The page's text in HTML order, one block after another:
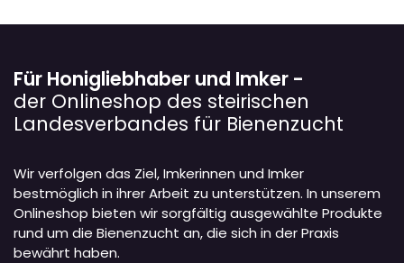
Für Honigliebhaber und Imker -
der Onlineshop des steirischen
Landesverbandes für Bienenzucht
Wir verfolgen das Ziel, Imkerinnen und Imker
bestmöglich in ihrer Arbeit zu unterstützen. In unserem
Onlineshop bieten wir sorgfältig ausgewählte Produkte
rund um die Bienenzucht an, die sich in der Praxis
bewährt haben.